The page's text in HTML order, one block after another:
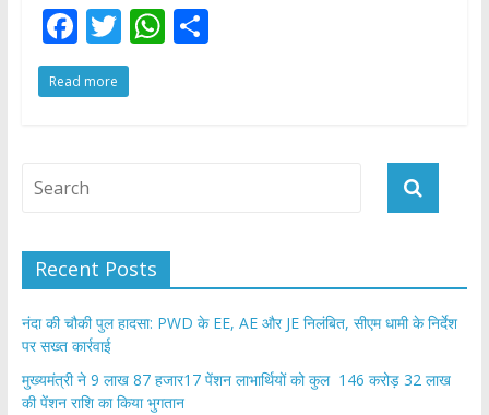
F
ac
e
o
T
w
itt
W S
Read more
Recent Posts
नंदा की चौकी पुल हादसा: PWD के EE, AE और JE निलंबित, सीएम धामी के निर्देश
पर सख्त कार्रवाई
मुख्यमंत्री ने 9 लाख 87 हजार17 पेंशन लाभार्थियों को कुल 146 करोड़ 32 लाख
की पेंशन राशि का किया भुगतान